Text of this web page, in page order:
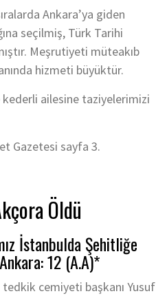
Ankara’ya giden
seçilmiş, Türk Tarihi
Meşrutiyeti müteakıb
hizmeti büyüktür.
ailesine taziyelerimizi
Gazetesi sayfa 3.
Öldü
İstanbulda Şehitliğe
12 (A.A)*
cemiyeti başkanı Yusuf